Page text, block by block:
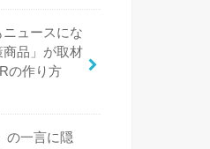
ュースにな
商品」が取材
の作り方
の一言に隠